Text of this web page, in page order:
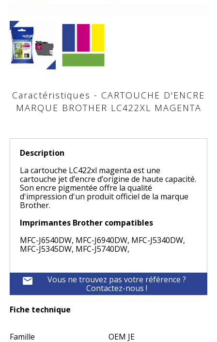
Caractéristiques - CARTOUCHE D'ENCRE
MARQUE BROTHER LC422XL MAGENTA
Description
La cartouche LC422xl magenta est une
cartouche jet d’encre d’origine de haute capacité.
Son encre pigmentée offre la qualité
d'impression d'un produit officiel de la marque
Brother.
Imprimantes Brother compatibles
MFC-J6540DW, MFC-J6940DW, MFC-J5340DW,
MFC-J5345DW, MFC-J5740DW,
mail
Vous ne trouvez pas votre référence ?
Contactez-nous !
Fiche technique
Famille OEM JE